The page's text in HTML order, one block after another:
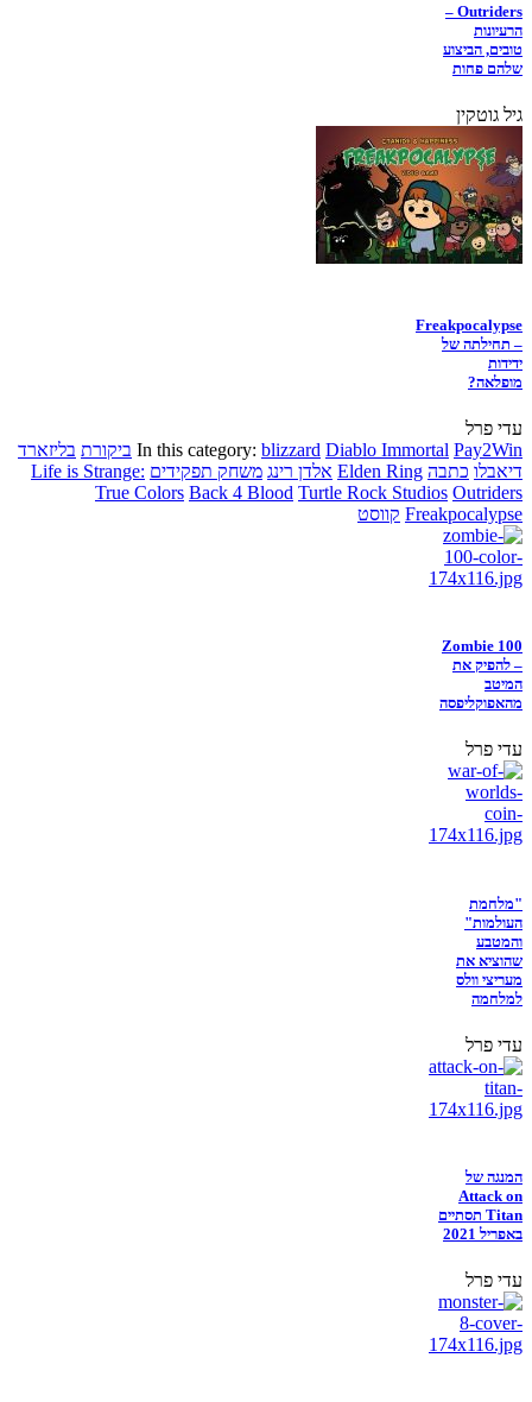
Outriders –
הרעיונות
טובים, הביצוע
שלהם פחות
גיל גוטקין
Freakpocalypse
– תחילתה של
ידידות
מופלאה?
עדי פרל
In this category: blizzard Diablo Immortal Pay2Win ביקורת בליזארד
דיאבלו כתבה Elden Ring אלדן רינג משחק תפקידים Life is Strange:
True Colors Back 4 Blood Turtle Rock Studios Outriders
Freakpocalypse קווסט
Zombie 100
– להפיק את
המיטב
מהאפוקליפסה
עדי פרל
"מלחמת
העולמות"
והמטבע
שהוציא את
מעריצי וולס
למלחמה
עדי פרל
המנגה של
Attack on
Titan תסתיים
באפריל 2021
עדי פרל